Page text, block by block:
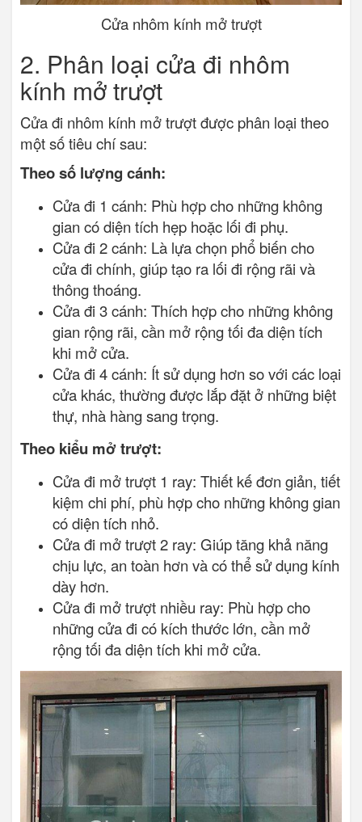
Cửa nhôm kính mở trượt
2. Phân loại cửa đi nhôm
kính mở trượt
Cửa đi nhôm kính mở trượt được phân loại theo
một số tiêu chí sau:
Theo số lượng cánh:
Cửa đi 1 cánh: Phù hợp cho những không
gian có diện tích hẹp hoặc lối đi phụ.
Cửa đi 2 cánh: Là lựa chọn phổ biến cho
cửa đi chính, giúp tạo ra lối đi rộng rãi và
thông thoáng.
Cửa đi 3 cánh: Thích hợp cho những không
gian rộng rãi, cần mở rộng tối đa diện tích
khi mở cửa.
Cửa đi 4 cánh: Ít sử dụng hơn so với các loại
cửa khác, thường được lắp đặt ở những biệt
thự, nhà hàng sang trọng.
Theo kiểu mở trượt:
Cửa đi mở trượt 1 ray: Thiết kế đơn giản, tiết
kiệm chi phí, phù hợp cho những không gian
có diện tích nhỏ.
Cửa đi mở trượt 2 ray: Giúp tăng khả năng
chịu lực, an toàn hơn và có thể sử dụng kính
dày hơn.
Cửa đi mở trượt nhiều ray: Phù hợp cho
những cửa đi có kích thước lớn, cần mở
rộng tối đa diện tích khi mở cửa.